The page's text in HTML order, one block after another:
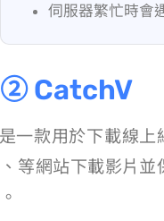
伺服器繁忙時會遇到 403
② CatchV
一款用於下載線上網頁影
k、Instagram 等 1000+ 網站下載
p。